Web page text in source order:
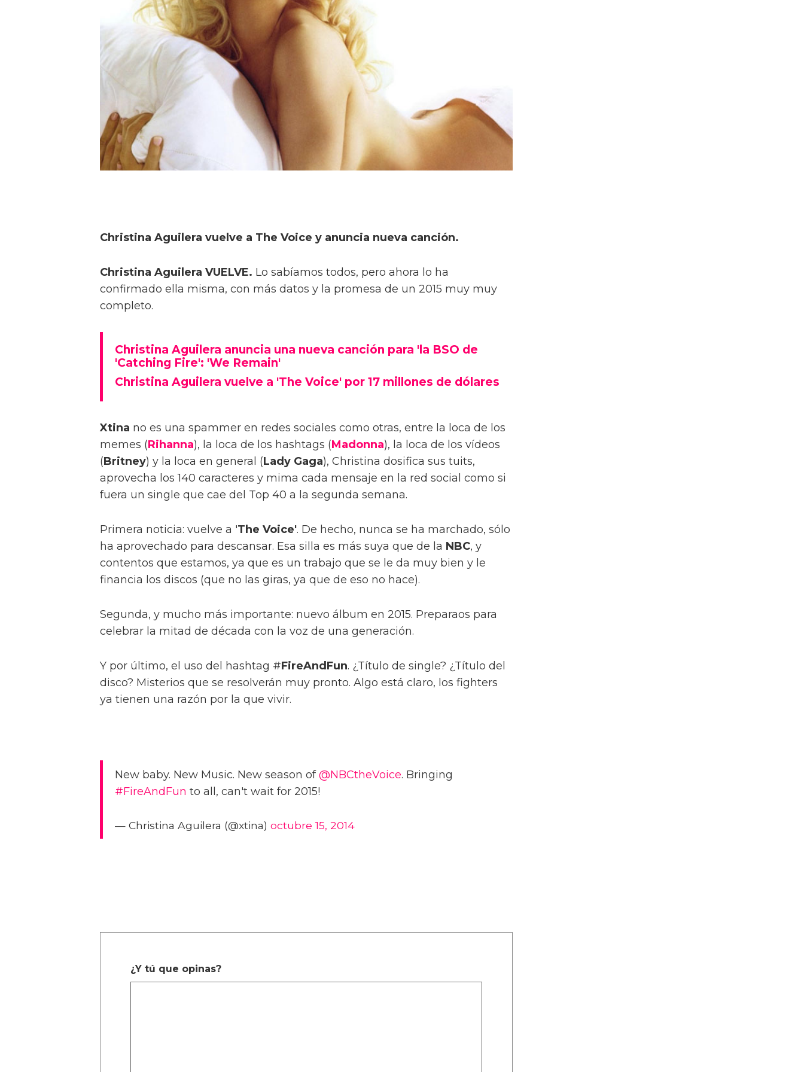
Christina Aguilera vuelve a The Voice y anuncia nueva canción.
Christina Aguilera VUELVE. Lo sabíamos todos, pero ahora lo ha
confirmado ella misma, con más datos y la promesa de un 2015 muy muy
completo.
Christina Aguilera anuncia una nueva canción para 'la BSO de
'Catching Fire': 'We Remain'
Christina Aguilera vuelve a 'The Voice' por 17 millones de dólares
Xtina no es una spammer en redes sociales como otras, entre la loca de los
memes (Rihanna), la loca de los hashtags (Madonna), la loca de los vídeos
(Britney) y la loca en general (Lady Gaga), Christina dosifica sus tuits,
aprovecha los 140 caracteres y mima cada mensaje en la red social como si
fuera un single que cae del Top 40 a la segunda semana.
Primera noticia: vuelve a 'The Voice'. De hecho, nunca se ha marchado, sólo
ha aprovechado para descansar. Esa silla es más suya que de la NBC, y
contentos que estamos, ya que es un trabajo que se le da muy bien y le
financia los discos (que no las giras, ya que de eso no hace).
Segunda, y mucho más importante: nuevo álbum en 2015. Preparaos para
celebrar la mitad de década con la voz de una generación.
Y por último, el uso del hashtag #FireAndFun. ¿Título de single? ¿Título del
disco? Misterios que se resolverán muy pronto. Algo está claro, los fighters
ya tienen una razón por la que vivir.
New baby. New Music. New season of@NBCtheVoice. Bringing
#FireAndFun to all, can't wait for 2015!
— Christina Aguilera (@xtina) octubre 15, 2014
¿Y tú que opinas?